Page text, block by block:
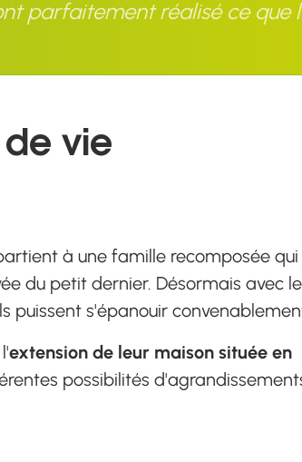
parfaitement réalisé ce que
vie
à une famille recomposée qui
du petit dernier. Désormais avec
puissent s'épanouir
extension de leur maison située en
possibilités